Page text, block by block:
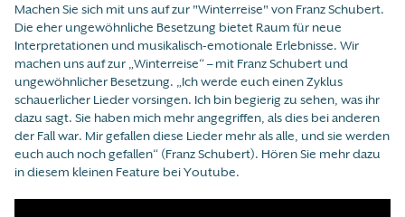
Machen Sie sich mit uns auf zur "Winterreise" von Franz Schubert.
Die eher ungewöhnliche Besetzung bietet Raum für neue
Interpretationen und musikalisch-emotionale Erlebnisse. Wir
machen uns auf zur „Winterreise“ – mit Franz Schubert und
ungewöhnlicher Besetzung. „Ich werde euch einen Zyklus
schauerlicher Lieder vorsingen. Ich bin begierig zu sehen, was ihr
dazu sagt. Sie haben mich mehr angegriffen, als dies bei anderen
der Fall war. Mir gefallen diese Lieder mehr als alle, und sie werden
euch auch noch gefallen“ (Franz Schubert). Hören Sie mehr dazu
in diesem kleinen Feature bei Youtube.